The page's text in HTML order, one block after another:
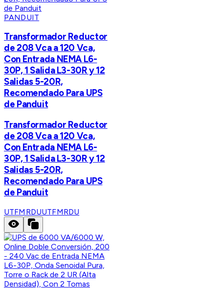
PANDUIT
Transformador Reductor
de 208 Vca a 120 Vca,
Con Entrada NEMA L6-
30P, 1 Salida L3-30R y 12
Salidas 5-20R,
Recomendado Para UPS
de Panduit
Transformador Reductor
de 208 Vca a 120 Vca,
Con Entrada NEMA L6-
30P, 1 Salida L3-30R y 12
Salidas 5-20R,
Recomendado Para UPS
de Panduit
UTFMRDUUTFMRDU